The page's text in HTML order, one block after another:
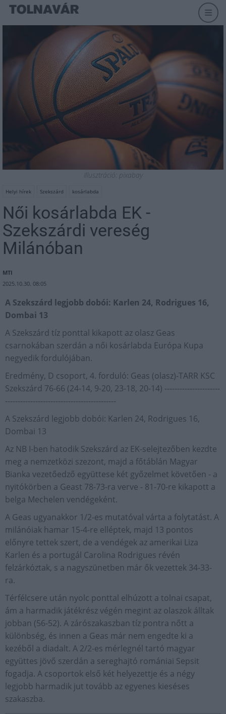
Illusztráció: pixabay
Helyi hírek Szekszárd kosárlabda
Női kosárlabda EK -
Szekszárdi vereség
Milánóban
MTI
2025.10.30. 08:05
A Szekszárd legjobb dobói: Karlen 24, Rodrigues 16,
Dombai 13
A Szekszárd tíz ponttal kikapott az olasz Geas
csarnokában szerdán a női kosárlabda Európa Kupa
negyedik fordulójában.
Eredmény, D csoport, 4. forduló: Geas (olasz)-TARR KSC
Szekszárd 76-66 (24-14, 9-20, 23-18, 20-14) ----------------------
--------------------------------------------
A Szekszárd legjobb dobói: Karlen 24, Rodrigues 16,
Dombai 13
Az NB I-ben hatodik Szekszárd az EK-selejtezőben kezdte
meg a nemzetközi szezont, majd a főtáblán Magyar
Bianka vezetőedző együttese két győzelmet követően - a
nyitókörben a Geast 78-73-ra verve - 81-70-re kikapott a
belga Mechelen vendégeként.
A Geas ugyanakkor 1/2-es mutatóval várta a folytatást. A
milánóiak hamar 15-4-re elléptek, majd 13 pontos
előnyre tettek szert, de a vendégek az amerikai Liza
Karlen és a portugál Carolina Rodrigues révén
felzárkóztak, s a nagyszünetben már ők vezettek 34-33-
ra.
Térfélcsere után nyolc ponttal elhúzott a tolnai csapat,
ám a harmadik játékrész végén megint az olaszok álltak
jobban (56-52). A zárószakaszban tíz pontra nőtt a
különbség, és innen a Geas már nem engedte ki a
kezéből a diadalt. A 2/2-es mérlegnél tartó magyar
együttes jövő szerdán a sereghajtó romániai Sepsit
fogadja. A csoportok első két helyezettje és a négy
legjobb harmadik jut tovább az egyenes kieséses
szakaszba.